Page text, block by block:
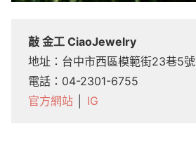
敲 金工 CiaoJewelry
地址：台中市西區模範街23巷5號
電話：04-2301-6755
官方網站
IG